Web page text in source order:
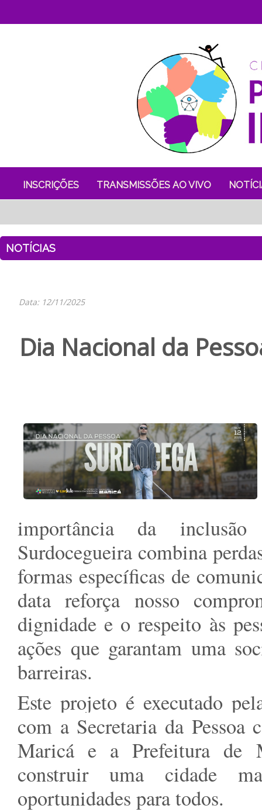
INSCRIÇÕES TRANSMISSÕES AO VIVO
NOTÍCIAS
Data: 12/11/2025
Dia Nacional da
importância da
Surdocegueira combina
formas específicas de
data reforça nosso
dignidade e o respeito às
ações que garantam uma
barreiras.
Este projeto é executado
com a Secretaria da
Maricá e a Prefeitura de
construir uma cidade
oportunidades para todos.